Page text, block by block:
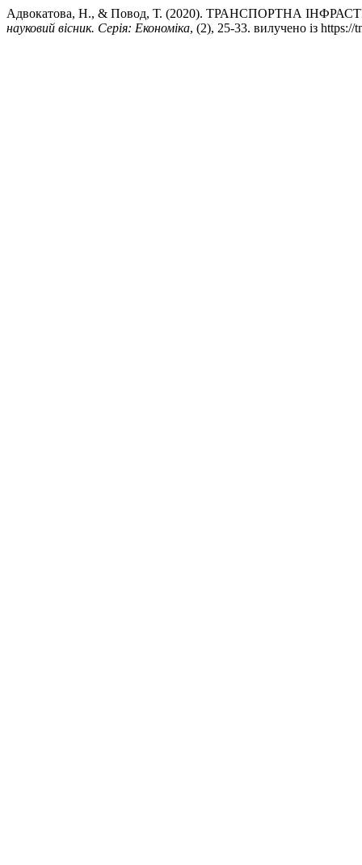
Адвокатова, Н., & Повод, Т. (2020). ТРАНСПОРТНА
науковий вісник. Серія: Економіка, (2), 25-33. вилучено із